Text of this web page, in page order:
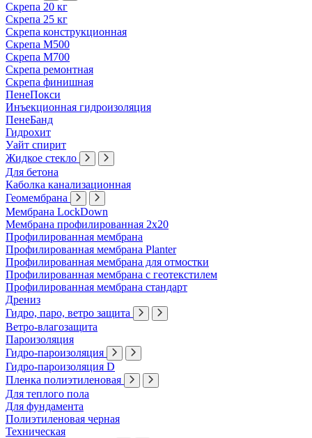
Скрепа 20 кг
Скрепа 25 кг
Скрепа конструкционная
Скрепа М500
Скрепа М700
Скрепа ремонтная
Скрепа финишная
ПенеПокси
Инъекционная гидроизоляция
ПенеБанд
Гидрохит
Уайт спирит
Жидкое стекло
Для бетона
Каболка канализационная
Геомембрана
Мембрана LockDown
Мембрана профилированная 2х20
Профилированная мембрана
Профилированная мембрана Planter
Профилированная мембрана для отмостки
Профилированная мембрана с геотекстилем
Профилированная мембрана стандарт
Дрениз
Гидро, паро, ветро защита
Ветро-влагозащита
Пароизоляция
Гидро-пароизоляция
Гидро-пароизоляция D
Пленка полиэтиленовая
Для теплого пола
Для фундамента
Полиэтиленовая черная
Техническая